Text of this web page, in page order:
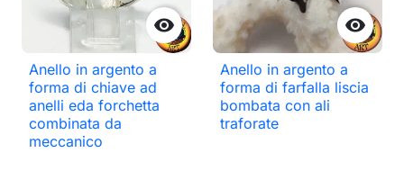

Anello in argento a
forma di chiave ad
anelli eda forchetta
combinata da
meccanico

Anello in argento a
forma di farfalla liscia
bombata con ali
traforate